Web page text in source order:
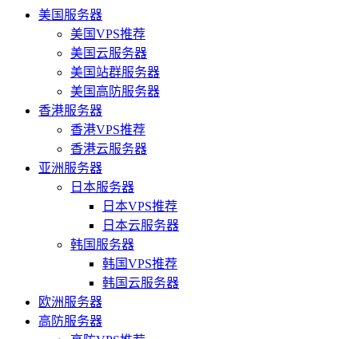
美国服务器
美国VPS推荐
美国云服务器
美国站群服务器
美国高防服务器
香港服务器
香港VPS推荐
香港云服务器
亚洲服务器
日本服务器
日本VPS推荐
日本云服务器
韩国服务器
韩国VPS推荐
韩国云服务器
欧洲服务器
高防服务器